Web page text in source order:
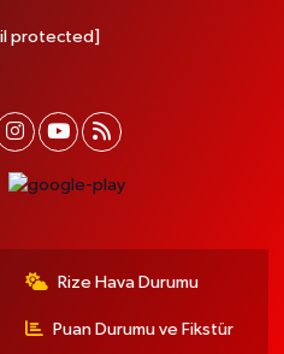
protected]
Rize Hava Durumu
Puan Durumu ve Fikstür